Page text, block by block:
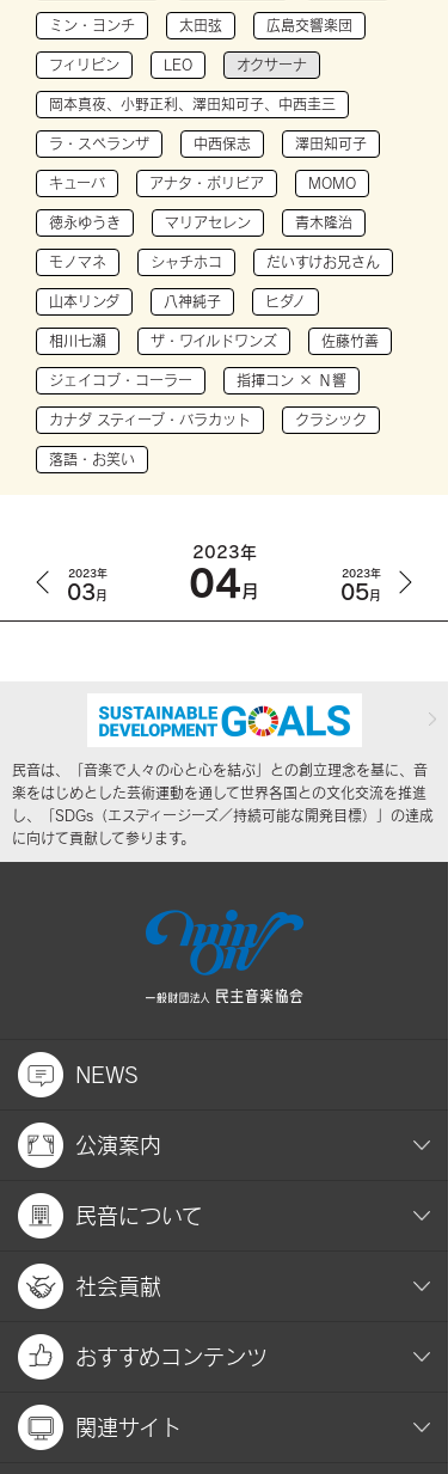
ミン・ヨンチ 太田弦 広島交響楽団
フィリピン LEO オクサーナ
岡本真夜、小野正利、澤田知可子、中西圭三
ラ・スペランザ 中西保志 澤田知可子
キューバ アナタ・ボリビア MOMO
徳永ゆうき マリアセレン 青木隆治
モノマネ シャチホコ だいすけお兄さん
山本リンダ 八神純子 ヒダノ
相川七瀬 ザ・ワイルドワンズ 佐藤竹善
ジェイコブ・コーラー 指揮コン × Ｎ響
カナダ スティーブ・バラカット クラシック
落語・お笑い
2023年
03月
2023年
04月
2023年
05月
民音は、「音楽で人々の心と心を結ぶ」との創立理念を基に、音
楽をはじめとした芸術運動を通して世界各国との文化交流を推進
し、「SDGs（エスディージーズ／持続可能な開発目標）」の達成
に向けて貢献して参ります。
NEWS
公演案内
民音について
社会貢献
おすすめコンテンツ
関連サイト